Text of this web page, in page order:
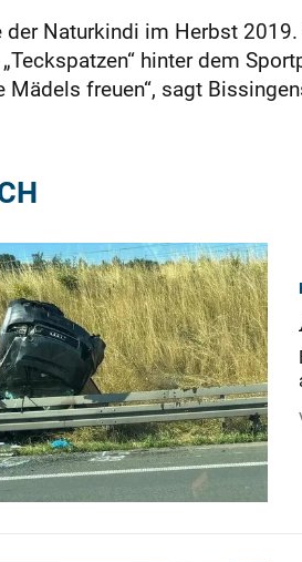
der Naturkindi im Herbst
hinter dem
Mädels freuen“, sagt